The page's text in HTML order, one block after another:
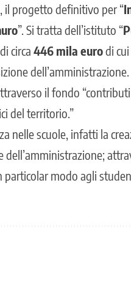
il progetto definitivo per “
”. Si tratta dell’istituto “
circa 446 mila eurodi
dell’amministrazione.
il fondo
del territorio.”
nelle scuole, infatti la
modo agli